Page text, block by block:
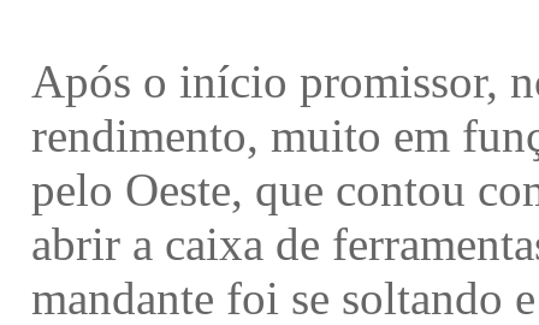
Após o início promissor,
rendimento, muito em
pelo Oeste, que contou
abrir a caixa de
mandante foi se soltando